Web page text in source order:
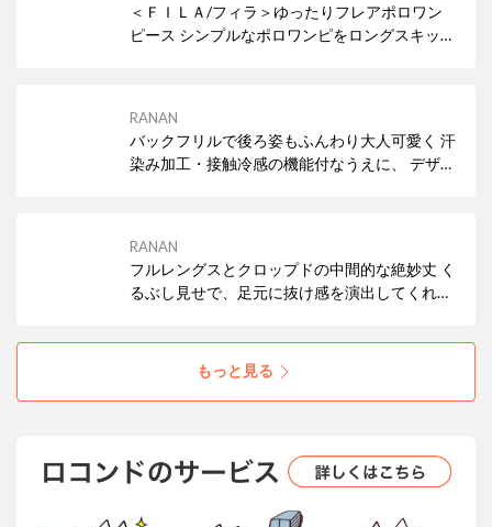
＜ＦＩＬＡ/フィラ＞ゆったりフレアポロワン
ピース シンプルなポロワンピをロングスキッパ
RANAN
バックフリルで後ろ姿もふんわり大人可愛く 汗
染み加工・接触冷感の機能付なうえに、 デザイ
RANAN
フルレングスとクロップドの中間的な絶妙丈 く
るぶし見せで、足元に抜け感を演出してくれる
もっと見る